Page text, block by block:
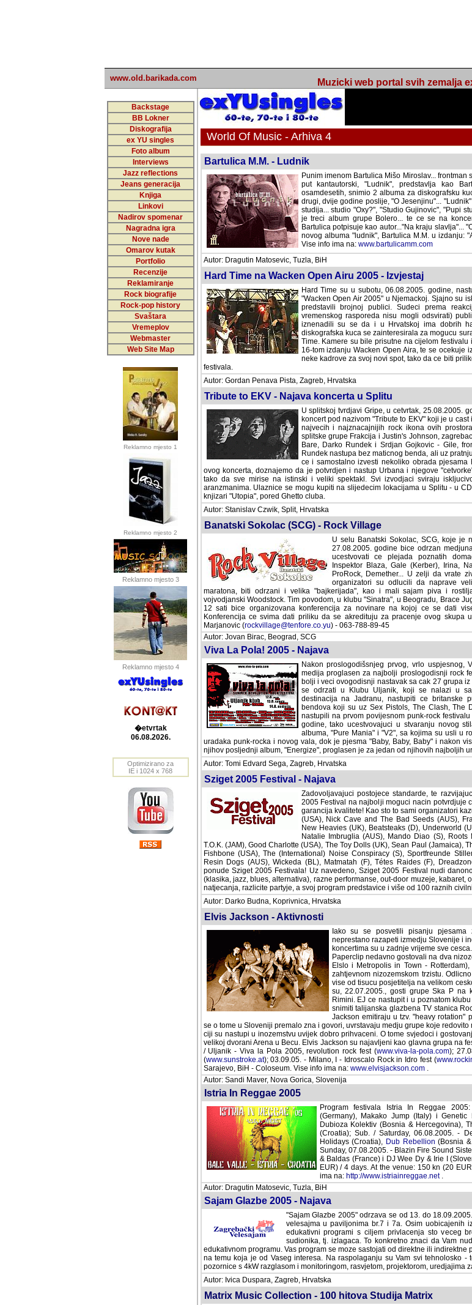
www.old.barikada.com Muzicki web portal svih zemalja
Backstage
BB Lokner
Diskografija
ex YU singles
Foto album
Interviews
Jazz reflections
Jeans generacija
Knjiga
Linkovi
Nadirov spomenar
Nagradna igra
Nove nade
Omarov kutak
Portfolio
Recenzije
Reklamiranje
Rock biografije
Rock-pop history
Svaštara
Vremeplov
Webmaster
Web Site Map
Reklamno mjesto 1
Reklamno mjesto 2
Reklamno mjesto 3
Reklamno mjesto 4
�etvrtak
06.08.2026.
Optimizirano za
IE i 1024 x 768
World Of Music - Arhiva 4
Bartulica M.M. - Ludnik
Punim imenom Bartulica Mišo Miroslav...
put kantautorski, "Ludnik", predstavlja kao
osamdesetih, snimio 2 albuma za diskografsku
drugi, dvije godine poslije, "O Jesenjinu"...
studija... studio "Oxy?", "Studio Gujinovic", "Pupi
je treci album grupe Bolero... te ce se na
Bartulica potpisuje kao autor..."Na kraju slavlja"...
novog albuma "ludnik", Bartulica M.M. u izdanju:
Vise info ima na:www.bartulicamm.com
Autor: Dragutin Matosevic, Tuzla, BiH
Hard Time na Wacken Open Airu 2005 - Izvjestaj
Hard Time su u subotu, 06.08.2005. godine,
"Wacken Open Air 2005" u Njemackoj. Sjajno su
predstavili brojnoj publici. Sudeci prema
vremenskog rasporeda nisu mogli odsvirati)
iznenadili su se da i u Hrvatskoj ima dobrih
diskografska kuca se zainteresirala za mogucu
Time. Kamere su bile prisutne na cijelom
16-tom izdanju Wacken Open Aira, te se ocekuje
neke kadrove za svoj novi spot, tako da ce biti
festivala.
Autor: Gordan Penava Pista, Zagreb, Hrvatska
Tribute to EKV - Najava koncerta u Splitu
U splitskoj tvrdjavi Gripe, u cetvrtak, 25.08.2005.
koncert pod nazivom "Tribute to EKV" koji je u
najvecih i najznacajnijih rock ikona ovih
splitske grupe Frakcija i Justin's Johnson,
Bare, Darko Rundek i Srdjan Gojkovic - Gile,
Rundek nastupa bez maticnog benda, ali uz
ce i samostalno izvesti nekoliko obrada pjesama
ovog koncerta, doznajemo da je potvrdjen i nastup Urbana i njegove "cetvorke",
da sve mirise na istinski i veliki spektakl. Svi izvodjaci sviraju iskljucivo pjesme
Ulaznice se mogu kupiti na slijedecim lokacijama u Splitu - u CD shopu
pored Ghetto cluba.
Autor: Stanislav Czwik, Split, Hrvatska
Banatski Sokolac (SCG) - Rock Village
U selu Banatski Sokolac, SCG, koje je
27.08.2005. godine bice odrzan
ucestvovati ce plejada poznatih domacih
Blaza, Gale (Kerber), Irina, Najda
Demether... U zelji da vrate zivot u jedno
odlucili da naprave veliki spektakl u
velika "bajkerijada", kao i mali sajam piva i rostilja, sa zeljom da ova
povodom, u klubu "Sinatra", u Beogradu, Brace Jugovica 3, u utorak 23.
konferencija za novinare na kojoj ce se dati vise detalja o ovom humanitarnom
se akredituju za pracenje ovog skupa u Banatskom Sokolcu. Kontakt osoba:
063-788-89-45
Autor: Jovan Birac, Beograd, SCG
Viva La Pola! 2005 - Najava
Nakon proslogodišsnjeg prvog, vrlo uspjesnog,
proglasen za najbolji proslogodisnji rock festival
ovogodisnji nastavak sa cak 27 grupa iz 7
Klubu Uljanik, koji se nalazi u samom centru
Jadranu, nastupiti ce britanske punk rock legende
Pistols, The Clash, The Damned, Siouxie
povijesnom punk-rock festivalu u
ucestvovajuci u stvaranju novog stila nazvavsi
Mania" i "V2", sa kojima su usli u rock
rocka i novog vala, dok je pjesma "Baby, Baby, Baby" i nakon vise od 25.
album, "Energize", proglasen je za jedan od njihovih najboljih uradaka.
Autor: Tomi Edvard Sega, Zagreb, Hrvatska
Sziget 2005 Festival - Najava
Zadovoljavajuci postojece standarde, te
2005 Festival na najbolji moguci nacin potvrdjuje
garancija kvalitete! Kao sto to sami organizatori
(USA), Nick Cave and The Bad Seeds (AUS),
Heavies (UK), Beatsteaks (D), Underworld (UK),
Imbruglia (AUS), Mando Diao (S), Roots Manuva
Good Charlotte (USA), The Toy Dolls (UK), Sean Paul (Jamaica), The Game
(USA), The (International) Noise Conspiracy (S), Sportfreunde Stiller (D),
(AUS), Wickeda (BL), Matmatah (F), Tétes Raides (F), Dreadzone (UK),
Festivala! Uz navedeno, Sziget 2005 Festival nudi danonocne tematske
alternativa), razne performanse, out-door muzeje, kabaret, otvorena kazalista,
partyje, a svoj program predstavice i više od 100 raznih civilnih organizacija!
Autor: Darko Budna, Koprivnica, Hrvatska
Elvis Jackson - Aktivnosti
Iako su se posvetili pisanju pjesama za
razapeti izmedju Slovenije i inozemstva.
su u zadnje vrijeme sve cesca. Tako su
nedavno gostovali na dva nizozemska
Metropolis in Town - Rotterdam), sto
nizozemskom trzistu. Odlicno su se
posjetitelja na velikom ceskom
22.07.2005., gosti grupe Ska P na
EJ ce nastupit i u poznatom klubu Velvet
talijanska glazbena TV stanica Rock TV (
emitiraju u tzv. "heavy rotation" programu
Sloveniji premalo zna i govori, uvrstavaju medju grupe koje redovito
nastupi u inozemstvu uvijek dobro prihvaceni. O tome svjedoci i gostovanje na
dvorani Arena u Becu. Elvis Jackson su najavljeni kao glavna grupa na
Uljanik - Viva la Pola 2005, revolution rock fest ( www.viva-la-pola.com);
(www.sunstroke.at); 03.09.05. - Milano, I - Idroscalo Rock in Idro fest (
Sarajevo, BiH - Coloseum. Vise info ima na:www.elvisjackson.com.
Autor: Sandi Maver, Nova Gorica, Slovenija
Istria In Reggae 2005
Program festivala Istria In Reggae 2005: Cet.
Makako Jump (Italy) i Genetic Plant
(Bosnia & Hercegovina), The Pokerheads
Saturday, 06.08.2005. - Del Arno Band
Dub Rebellion(Bosnia & Hercegovina) i
Blazin Fire Sound Sistem (Germany), Jah
Wee Dy & Irie I (Slovenia). Ulaznice /
venue: 150 kn (20 EUR) / 4 days.
http://www.istriainreggae.net.
Autor: Dragutin Matosevic, Tuzla, BiH
Sajam Glazbe 2005 - Najava
"Sajam Glazbe 2005" odrzava se od 13. do
velesajma u paviljonima br.7 i 7a. Osim uobicajenih
edukativni programi s ciljem privlacenja sto veceg
sudionika, tj. izlagaca. To konkretno znaci da Vam
edukativnom programu. Vas program se moze sastojati od direktne ili
na temu koja je od Vaseg interesa. Na raspolaganju su Vam svi tehnolosko -
pozornice s 4kW razglasom i monitoringom, rasvjetom, projektorom, uredjajima
Autor: Ivica Duspara, Zagreb, Hrvatska
Matrix Music Collection - 100 hitova Studija Matrix